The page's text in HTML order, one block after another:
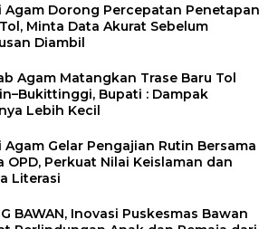
Agam Dorong Percepatan Penetapan
Minta Data Akurat Sebelum
Diambil
Agam Matangkan Trase Baru Tol
Bupati : Dampak
Lebih Kecil
Agam Gelar Pengajian Rutin Bersama
OPD, Perkuat Nilai Keislaman dan
Literasi
BAWAN, Inovasi Puskesmas Bawan